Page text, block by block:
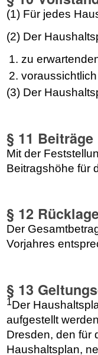
(1) Für jedes
(2) Der
zu
(3) Der
§ 11 Beiträge
Mit der
Beitragshöhe für
§ 12
Der
Vorjahres
§ 13
1Der
aufgestellt
Dresden, den für
Haushaltsplan,